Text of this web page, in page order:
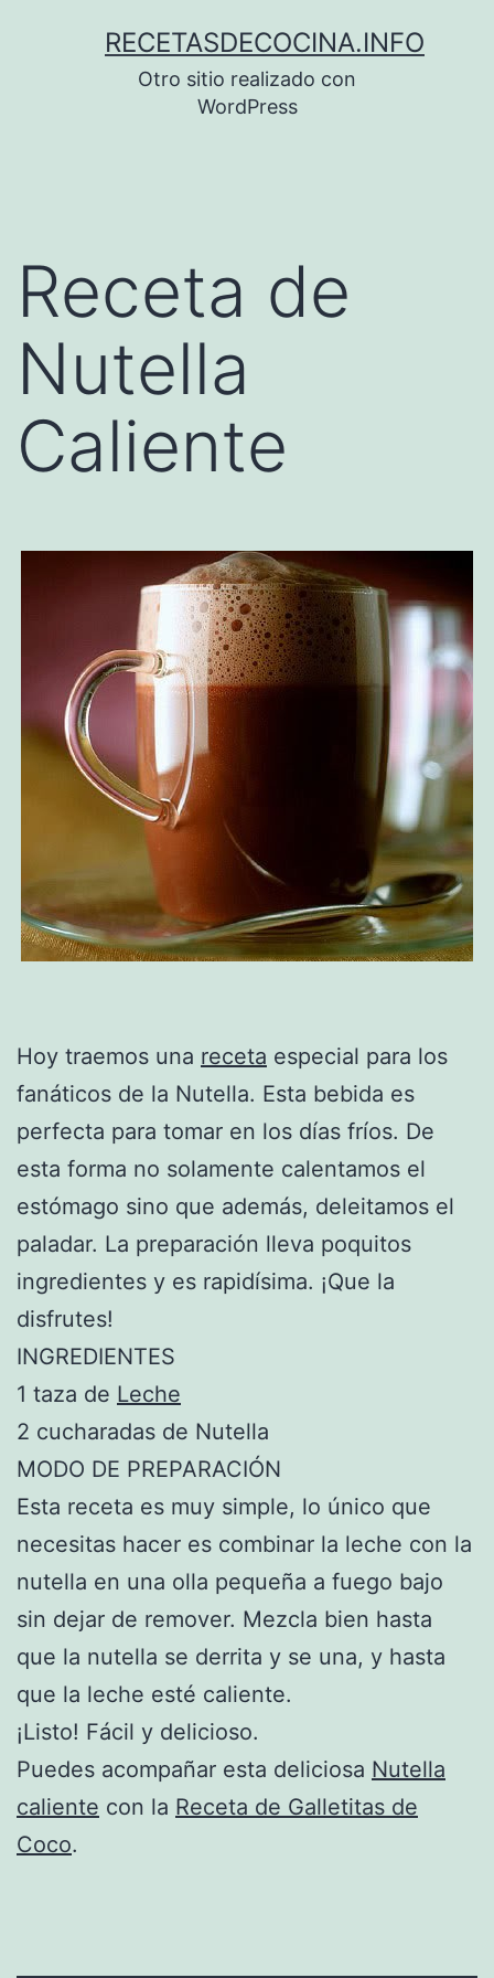
RECETASDECOCINA.INFO
Otro sitio realizado con
WordPress
Receta de
Nutella
Caliente
Hoy traemos una receta especial para los
fanáticos de la Nutella. Esta bebida es
perfecta para tomar en los días fríos. De
esta forma no solamente calentamos el
estómago sino que además, deleitamos el
paladar. La preparación lleva poquitos
ingredientes y es rapidísima. ¡Que la
disfrutes!
INGREDIENTES
1 taza de Leche
2 cucharadas de Nutella
MODO DE PREPARACIÓN
Esta receta es muy simple, lo único que
necesitas hacer es combinar la leche con la
nutella en una olla pequeña a fuego bajo
sin dejar de remover. Mezcla bien hasta
que la nutella se derrita y se una, y hasta
que la leche esté caliente.
¡Listo! Fácil y delicioso.
Puedes acompañar esta deliciosa Nutella
caliente con la Receta de Galletitas de
Coco.